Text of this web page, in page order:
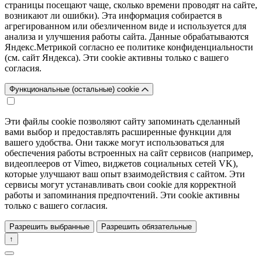
страницы посещают чаще, сколько времени проводят на сайте,
возникают ли ошибки). Эта информация собирается в
агрегированном или обезличенном виде и используется для
анализа и улучшения работы сайта. Данные обрабатываются
Яндекс.Метрикой согласно ее политике конфиденциальности
(см. сайт Яндекса). Эти cookie активны только с вашего
согласия.
Функциональные (остальные) cookie
Эти файлы cookie позволяют сайту запоминать сделанный
вами выбор и предоставлять расширенные функции для
вашего удобства. Они также могут использоваться для
обеспечения работы встроенных на сайт сервисов (например,
видеоплееров от Vimeo, виджетов социальных сетей VK),
которые улучшают ваш опыт взаимодействия с сайтом. Эти
сервисы могут устанавливать свои cookie для корректной
работы и запоминания предпочтений. Эти cookie активны
только с вашего согласия.
Разрешить выбранные
Разрешить обязательные
↑